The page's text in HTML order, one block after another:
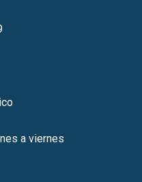
a viernes